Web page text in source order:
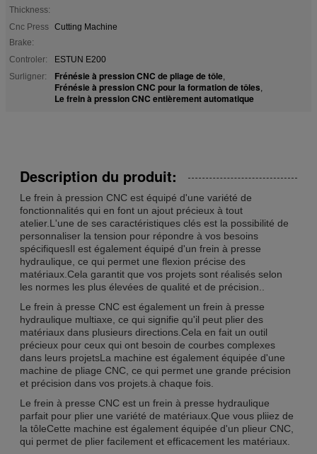
Thickness:
Cnc Press
Brake:
Cutting Machine
Controler:
ESTUN E200
Surligner:
Frénésie à pression CNC de pliage de tôle,
Frénésie à pression CNC pour la formation de tôles,
Le frein à pression CNC entièrement automatique
Description du produit:
Le frein à pression CNC est équipé d'une variété de
fonctionnalités qui en font un ajout précieux à tout
atelier.L'une de ses caractéristiques clés est la possibilité de
personnaliser la tension pour répondre à vos besoins
spécifiquesIl est également équipé d'un frein à presse
hydraulique, ce qui permet une flexion précise des
matériaux.Cela garantit que vos projets sont réalisés selon
les normes les plus élevées de qualité et de précision..
Le frein à presse CNC est également un frein à presse
hydraulique multiaxe, ce qui signifie qu'il peut plier des
matériaux dans plusieurs directions.Cela en fait un outil
précieux pour ceux qui ont besoin de courbes complexes
dans leurs projetsLa machine est également équipée d'une
machine de pliage CNC, ce qui permet une grande précision
et précision dans vos projets.à chaque fois.
Le frein à presse CNC est un frein à presse hydraulique
parfait pour plier une variété de matériaux.Que vous pliiez de
la tôleCette machine est également équipée d'un plieur CNC,
qui permet de plier facilement et efficacement les matériaux.